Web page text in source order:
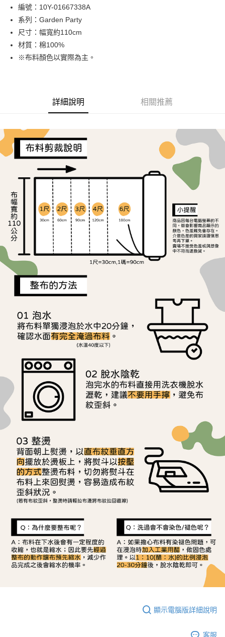
Apple Pay
街口支付
Google Pay
AFTEE先享後付
１．簡單：不需註冊會員、不需綁卡、不需儲值。
３．安心：先確認商品／服務後，再付款。
【「AFTEE先享後付」結帳流程】
１．於結帳方式選擇「AFTEE先享後付」後，將跳轉至「AFTEE先享後付」
結帳頁面，進行簡訊認證並確認金額後，即可完成結帳。
２．訂單成立數日內，您將收到繳費通知簡訊。
３．收到繳費通知簡訊後14天內，點擊此簡訊中的連結，可透過四大超商／
ATM／網路銀行／等多元方式進行付款，方視為交易完成。
※ 請注意：結帳手續完成當下不需立刻繳費，但若您需要取消訂單，請聯絡
購買商品的店家。未經商家同意取消之訂單仍視為有效，需透過AFTEE先享
後付繳納相關費用。
※ 交易是否成功請以「AFTEE先享後付 」之結帳頁面顯示為準，若有關於
是否繳費成功／繳費後需取消欲退款等相關疑問，請聯繫「AFTEE先享後付
客戶支援中心」 https://netprotections.freshdesk.com/support/home
【注意事項】
１．透過由恩沛科技股份有限公司提供之「AFTEE先享後付」服務完成之交
易，需依本服務之必要範圍內提供個人資料，並將交易相關給付款項請求債
權轉讓予恩沛科技股份有限公司。
https://aftee.tw/terms/#terms3
３．未成年的使用者請事先徵得法定代理人或監護人之同意方可使用
「AFTEE先享後付」，若未經同意申辦者引起之損失，本公司不負相關責
任。
４．使用「AFTEE先享後付」時，將依據個別帳號之用戶狀況，依本公司即
時審查核予不同之上限額度；若仍有額度不足之情形，本公司將視審查結果
請求用戶進行身份認證。
５．嚴禁一人註冊多個帳號或使用他人資訊註冊。若發現惡意使用之情形，
恩沛科技股份有限公司將有權停止該用戶之使用額度並採取法律行動。
全家取貨付款
每筆NT$65，滿NT$1,500(含以上)免運費
每筆NT$65，滿NT$1,500(含以上)免運費
宅配
每筆NT$150，滿NT$1,500(含以上)免運費
離島宅配
每筆NT$240
編號：10Y-01667338A
系列：Garden Party
尺寸：幅寬約110cm
材質：棉100%
※布料顏色以實際為主。
詳細說明 相關推薦
顯示電腦版詳細說明
客服